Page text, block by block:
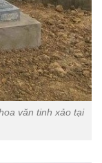
văn tinh xảo tại